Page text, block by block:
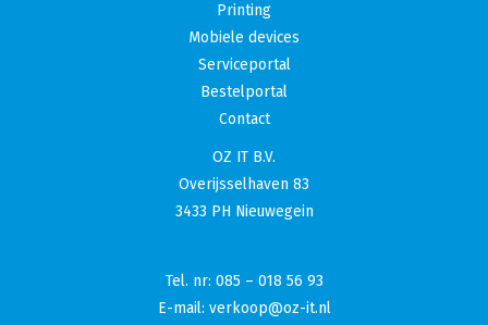
Printing
Mobiele devices
Serviceportal
Bestelportal
Contact
OZ IT B.V.
Overijsselhaven 83
3433 PH Nieuwegein
Tel. nr: 085 – 018 56 93
E-mail: verkoop@oz-it.nl